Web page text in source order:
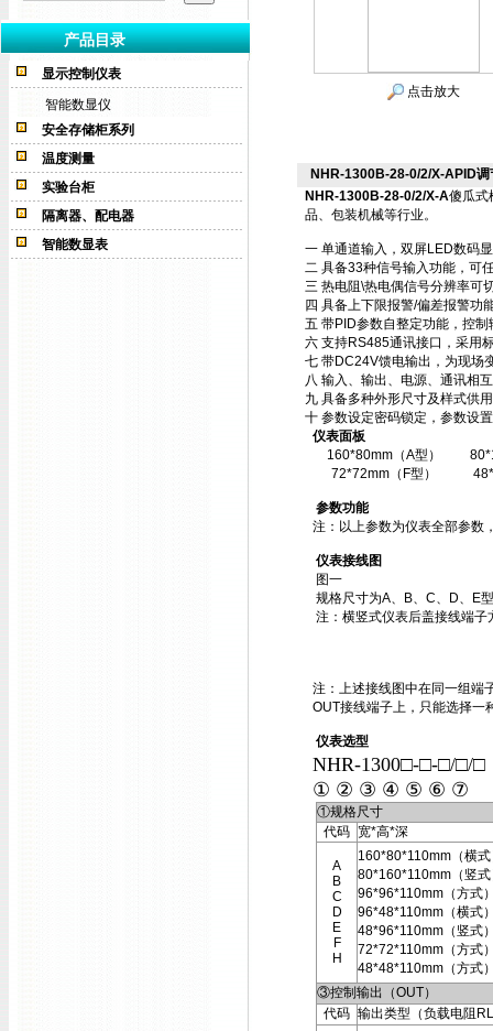
产品目录
显示控制仪表
智能数显仪
安全存储柜系列
温度测量
实验台柜
隔离器、配电器
智能数显表
点击放大
NHR-1300B-28-0/2/X-APID
NHR-1300B-28-0/2/X-A傻瓜式
品、包装机械等行业。
一 单通道输入，双屏LED数码
二 具备33种信号输入功能，可
三 热电阻\热电偶信号分辨率
四 具备上下限报警/偏差报警功
五 带PID参数自整定功能，控
六 支持RS485通讯接口，采用
七 带DC24V馈电输出，为现场
八 输入、输出、电源、通讯相
九 具备多种外形尺寸及样式供
十 参数设定密码锁定，参数设
仪表面板
160*80mm（A型）
72*72mm（F型）
参数功能
注：以上参数为仪表全部参数
仪表接线图
图一
规格尺寸为A、B、C、D、E
注：横竖式仪表后盖接线端
注：上述接线图中在同一组端
OUT接线端子上，只能选择一
仪表选型
NHR-1300□-□-□/□/□
① ② ③ ④ ⑤ ⑥ ⑦
①规格尺寸
代码 宽*高*深
A
B
C
D
E
F
H
160*80*110mm（横式
80*160*110mm（竖式
96*96*110mm（方式
96*48*110mm（横式
48*96*110mm（竖式
72*72*110mm（方式
48*48*110mm（方式
③控制输出（OUT）
代码 输出类型（负载电阻